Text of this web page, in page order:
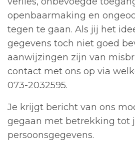
openbaarmaking en
tegen te gaan. Als jij het
gegevens toch niet goed
aanwijzingen zijn van
contact met ons op via
073-2032595.
Je krijgt bericht van ons
gegaan met betrekking tot
persoonsgegevens.